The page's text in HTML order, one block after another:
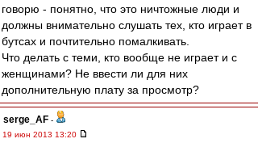
говорю - понятно, что это ничтожные люди и
должны внимательно слушать тех, кто играет в
бутсах и почтительно помалкивать.
Что делать с теми, кто вообще не играет и с
женщинами? Не ввести ли для них
дополнительную плату за просмотр?
serge_AF -
19 июн 2013 13:20